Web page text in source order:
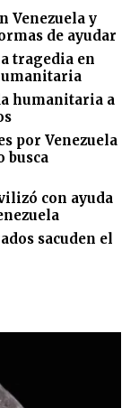
Venezuela y
de ayudar
tragedia en
humanitaria a
por Venezuela
busca
con ayuda
sacuden el